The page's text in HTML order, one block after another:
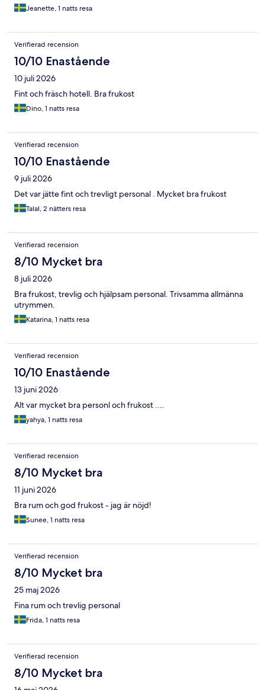
Jeanette, 1 natts resa
Verifierad recension
10/10 Enastående
10 juli 2026
Fint och fräsch hotell. Bra frukost
Dino, 1 natts resa
Verifierad recension
10/10 Enastående
9 juli 2026
Det var jätte fint och trevligt personal . Mycket bra frukost
Talal, 2 nätters resa
Verifierad recension
8/10 Mycket bra
8 juli 2026
Bra frukost, trevlig och hjälpsam personal. Trivsamma allmänna
utrymmen.
Katarina, 1 natts resa
Verifierad recension
10/10 Enastående
13 juni 2026
Alt var mycket bra personl och frukost ....
yahya, 1 natts resa
Verifierad recension
8/10 Mycket bra
11 juni 2026
Bra rum och god frukost - jag är nöjd!
Sunee, 1 natts resa
Verifierad recension
8/10 Mycket bra
25 maj 2026
Fina rum och trevlig personal
Frida, 1 natts resa
Verifierad recension
8/10 Mycket bra